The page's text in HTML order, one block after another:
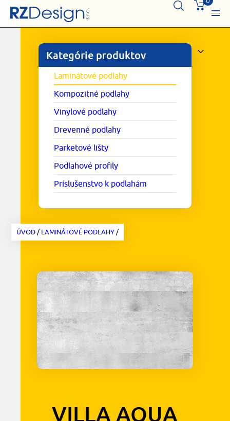
Kategórie produktov
Laminátové podlahy
Kompozitné podlahy
Vinylové podlahy
Drevenné podlahy
Parketové lišty
Podlahové profily
Príslušenstvo k podlahám
ÚVOD/LAMINÁTOVÉ PODLAHY/
VILLA AQUA